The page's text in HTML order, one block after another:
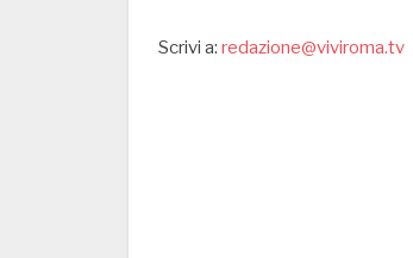
Scrivi a: redazione@viviroma.tv